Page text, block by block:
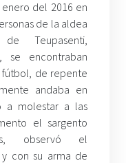
del 2016 en
de la aldea
Teupasenti,
se encontraban
de repente
andaba en
a molestar a las
el sargento
observó el
con su arma de